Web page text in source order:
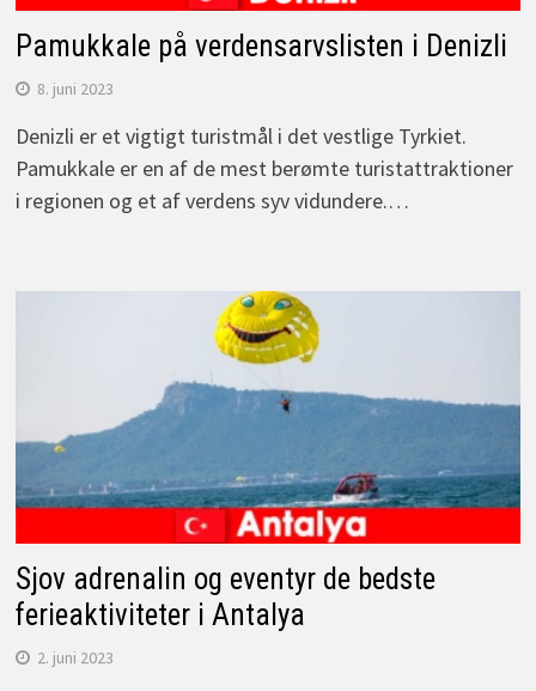
Pamukkale på verdensarvslisten i Denizli
8. juni 2023
Denizli er et vigtigt turistmål i det vestlige Tyrkiet.
Pamukkale er en af de mest berømte turistattraktioner
i regionen og et af verdens syv vidundere.…
Sjov adrenalin og eventyr de bedste
ferieaktiviteter i Antalya
2. juni 2023